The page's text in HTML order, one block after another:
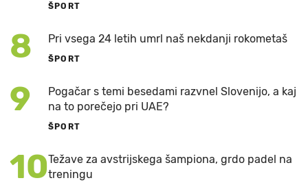
ŠPORT
8 Pri vsega 24 letih umrl naš nekdanji rokometaš
ŠPORT
9
Pogačar s temi besedami razvnel Slovenijo, a kaj
na to porečejo pri UAE?
ŠPORT
10Težave za avstrijskega šampiona, grdo padel na
treningu